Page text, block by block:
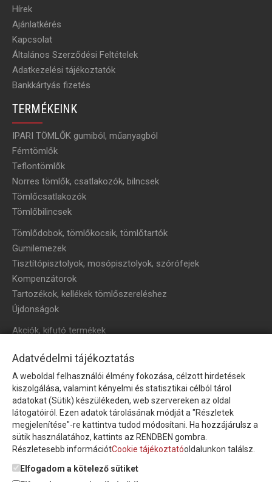
Hírek
Ajánlatkérés
Kapcsolat
Általános Szerződési Feltételek
Adatkezelési tájékoztatók
Bankkártyás fizetés
TERMÉKEINK
IPARI TÖMLŐK gumiból, műanyagból
Fémtömlők
Teflontömlők
Norres tömlők, csatlakozók, bilncsek
Tömlőcsatlakozók
Tömlőbilincsek
Tömlődobok, tömlőkocsik, tömlőtartók
Gumilemezek
Tisztítópisztolyok, mosópisztolyok, szórófejek
Kompenzátorok
Tartozékok, kellékek tömlőszereléshez
Újdonságok
Akciók, kifutó termékek
HÍRLEVÉL
Íratkozzon fel hírlevelünkre!
Feliratkozom a hírlevélre és nyilatkozom, hogy azadatkezelési
tájékoztatót elolvastam, megismertem és elfogadom.
Adatvédelmi tájékoztatás
A weboldal felhasználói élmény fokozása, célzott hirdetések
kiszolgálása, valamint kényelmi és statisztikai célból tárol
adatokat (Sütik) készülékeden, web szervereken az oldal
látogatóiról. Ezen adatok tárolásának módját a "Részletek
megjelenítése"-re kattintva tudod módosítani. Ha hozzájárulsz a
sütik használatához, kattints az RENDBEN gombra.
Részletesebb információtCookie tájékoztatóoldalunkon találsz.
Elfogadom a kötelező sütiket